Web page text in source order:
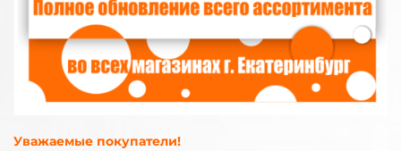
Уважаемые покупатели!